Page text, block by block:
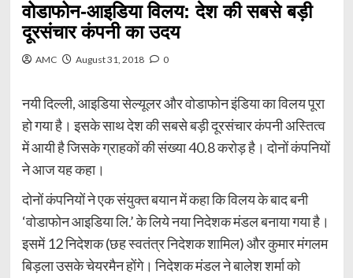
वोडाफोन-आइडिया विलय: देश की सबसे बड़ी
दूरसंचार कंपनी का उदय
AMC August 31, 2018 0
नयी दिल्ली, आइडिया सेल्यूलर और वोडाफोन इंडिया का विलय पूरा
हो गया है। इसके साथ देश की सबसे बड़ी दूरसंचार कंपनी अस्तित्व
में आयी है जिसके ग्राहकों की संख्या 40.8 करोड़ है। दोनों कंपनियों
ने आज यह कहा।
दोनों कंपनियों ने एक संयुक्त बयान में कहा कि विलय के बाद बनी
‘वोडाफोन आइडिया लि.’ के लिये नया निदेशक मंडल बनाया गया है।
इसमें 12 निदेशक (छह स्वतंत्र निदेशक शामिल) और कुमार मंगलम
बिड़ला उसके चेयरमैन होंगे। निदेशक मंडल ने बालेश शर्मा को